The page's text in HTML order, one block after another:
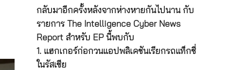
กลับมาอีกครั้งหลังจากห่างหายกันไปนาน กับ
รายการ The Intelligence Cyber News
Report สำหรับ EP นี้พบกับ
1. แฮกเกอร์ก่อกวนแอปพลิเคชันเรียกรถแท็กซี่
ในรัสเซีย